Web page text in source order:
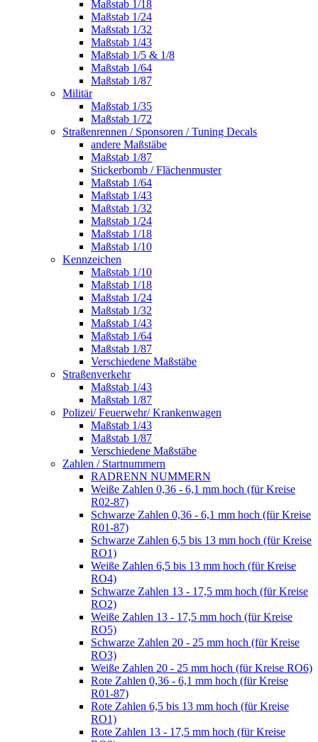
Maßstab 1/18
Maßstab 1/24
Maßstab 1/32
Maßstab 1/43
Maßstab 1/5 & 1/8
Maßstab 1/64
Maßstab 1/87
Militär
Maßstab 1/35
Maßstab 1/72
Straßenrennen / Sponsoren / Tuning Decals
andere Maßstäbe
Maßstab 1/87
Stickerbomb / Flächenmuster
Maßstab 1/64
Maßstab 1/43
Maßstab 1/32
Maßstab 1/24
Maßstab 1/18
Maßstab 1/10
Kennzeichen
Maßstab 1/10
Maßstab 1/18
Maßstab 1/24
Maßstab 1/32
Maßstab 1/43
Maßstab 1/64
Maßstab 1/87
Verschiedene Maßstäbe
Straßenverkehr
Maßstab 1/43
Maßstab 1/87
Polizei/ Feuerwehr/ Krankenwagen
Maßstab 1/43
Maßstab 1/87
Verschiedene Maßstäbe
Zahlen / Startnummern
RADRENN NUMMERN
Weiße Zahlen 0,36 - 6,1 mm hoch (für Kreise
R02-87)
Schwarze Zahlen 0,36 - 6,1 mm hoch (für Kreise
R01-87)
Schwarze Zahlen 6,5 bis 13 mm hoch (für Kreise
RO1)
Weiße Zahlen 6,5 bis 13 mm hoch (für Kreise
RO4)
Schwarze Zahlen 13 - 17,5 mm hoch (für Kreise
RO2)
Weiße Zahlen 13 - 17,5 mm hoch (für Kreise
RO5)
Schwarze Zahlen 20 - 25 mm hoch (für Kreise
RO3)
Weiße Zahlen 20 - 25 mm hoch (für Kreise RO6)
Rote Zahlen 0,36 - 6,1 mm hoch (für Kreise
R01-87)
Rote Zahlen 6,5 bis 13 mm hoch (für Kreise
RO1)
Rote Zahlen 13 - 17,5 mm hoch (für Kreise